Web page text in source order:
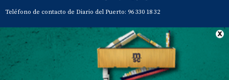
Teléfono de contacto de Diario del Puerto: 96 330 18 32
Contacto Aviso Legal Quiénes somos Política de privacidad